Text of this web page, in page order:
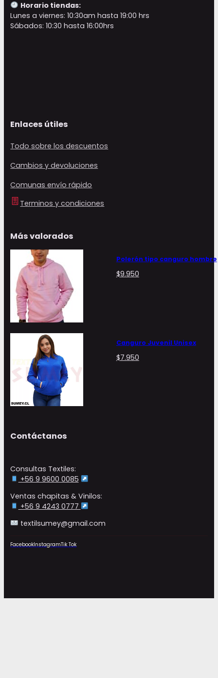
Horario tiendas:
Lunes a viernes: 10:30am hasta 19:00 hrs
Sábados: 10:30 hasta 16:00hrs
Enlaces útiles
Todo sobre los descuentos
Cambios y devoluciones
Comunas envío rápido
Terminos y condiciones
Más valorados
Polerón tipo canguro hombre
$9.950
Canguro Juvenil Unisex
$7.950
Contáctanos
Consultas Textiles:
+56 9 9600 0085
Ventas chapitas & Vinilos:
+56 9 4243 0777
textilsumey@gmail.com
FacebookInstagramTik Tok